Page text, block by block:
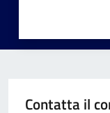
Contatta il